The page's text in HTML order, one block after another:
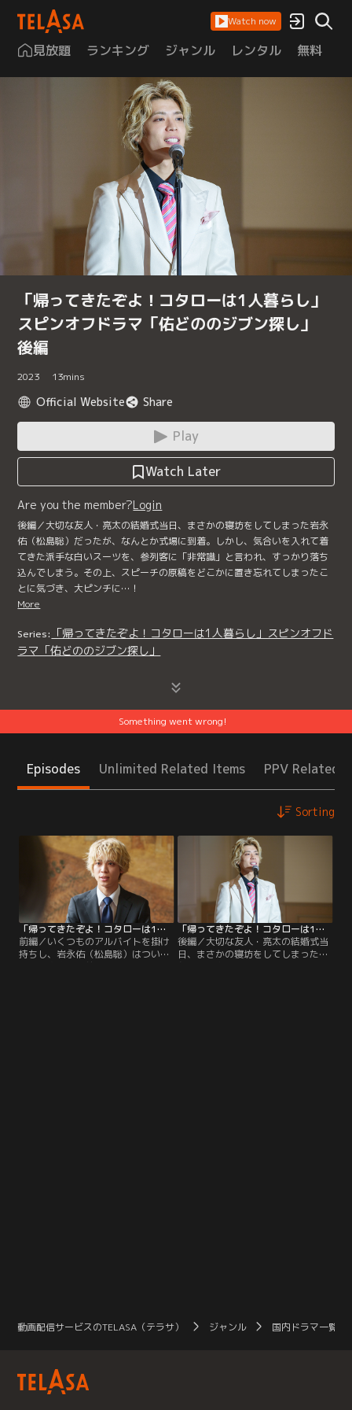
Watch now
見放題 ランキング ジャンル レンタル 無料
「帰ってきたぞよ！コタローは1人暮らし」
スピンオフドラマ「佑どののジブン探し」
後編
2023 13mins
Official Website Share
Play
Watch Later
Are you the member?Login
後編／大切な友人・亮太の結婚式当日、まさかの寝坊をしてしまった岩永
佑（松島聡）だったが、なんとか式場に到着。しかし、気合いを入れて着
てきた派手な白いスーツを、参列客に「非常識」と言われ、すっかり落ち
込んでしまう。その上、スピーチの原稿をどこかに置き忘れてしまったこ
とに気づき、大ピンチに…！
More
Series: 「帰ってきたぞよ！コタローは1人暮らし」スピンオフド
ラマ「佑どののジブン探し」
Something went wrong!
Episodes Unlimited Related Items PPV Related
Sorting
「帰ってきたぞよ！コタローは1人暮らし」スピンオフドラマ「佑どののジブン探し」 前編
前編／いくつものアルバイトを掛け
持ちし、岩永佑（松島聡）はついに
借金の完済を目前にしていた。そん
「帰ってきたぞよ！コタローは1人暮らし」スピンオフドラマ「佑どののジブン探し」 後編
後編／大切な友人・亮太の結婚式当
日、まさかの寝坊をしてしまった岩
動画配信サービスのTELASA（テラサ） ジャンル 国内ドラマ一覧（